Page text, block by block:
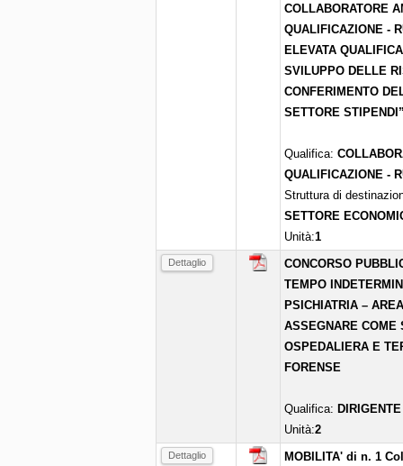
COLLABORATORE
QUALIFICAZIONE -
ELEVATA
SVILUPPO DELLE
CONFERIMENTO
SETTORE
Qualifica:
QUALIFICAZIONE -
Struttura di
SETTORE
Unità:1
Dettaglio
CONCORSO
TEMPO
PSICHIATRIA –
ASSEGNARE COME
OSPEDALIERA E
FORENSE
Qualifica:
Unità:2
Dettaglio
MOBILITA' di n. 1